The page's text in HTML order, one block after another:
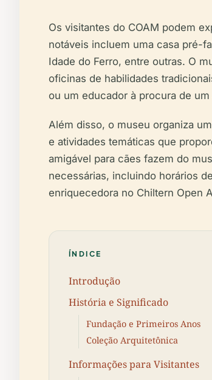
Os visitantes do COAM podem
notáveis incluem uma casa pré-
Idade do Ferro, entre outras. O
oficinas de habilidades
ou um educador à procura de
Além disso, o museu organiza
e atividades temáticas que
amigável para cães fazem do
necessárias, incluindo horários
enriquecedora no Chiltern Open
ÍNDICE
Introdução
História e Significado
Fundação e Primeiros Anos
Coleção Arquitetônica
Informações para Visitantes